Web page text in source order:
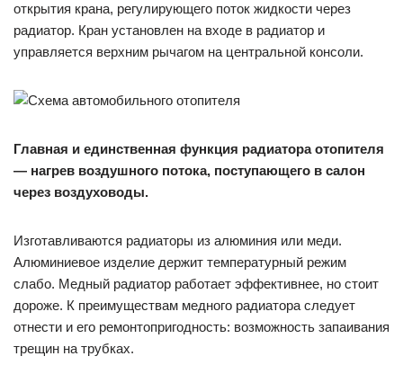
открытия крана, регулирующего поток жидкости через
радиатор. Кран установлен на входе в радиатор и
управляется верхним рычагом на центральной консоли.
Главная и единственная функция радиатора отопителя
— нагрев воздушного потока, поступающего в салон
через воздуховоды.
Изготавливаются радиаторы из алюминия или меди.
Алюминиевое изделие держит температурный режим
слабо. Медный радиатор работает эффективнее, но стоит
дороже. К преимуществам медного радиатора следует
отнести и его ремонтопригодность: возможность запаивания
трещин на трубках.